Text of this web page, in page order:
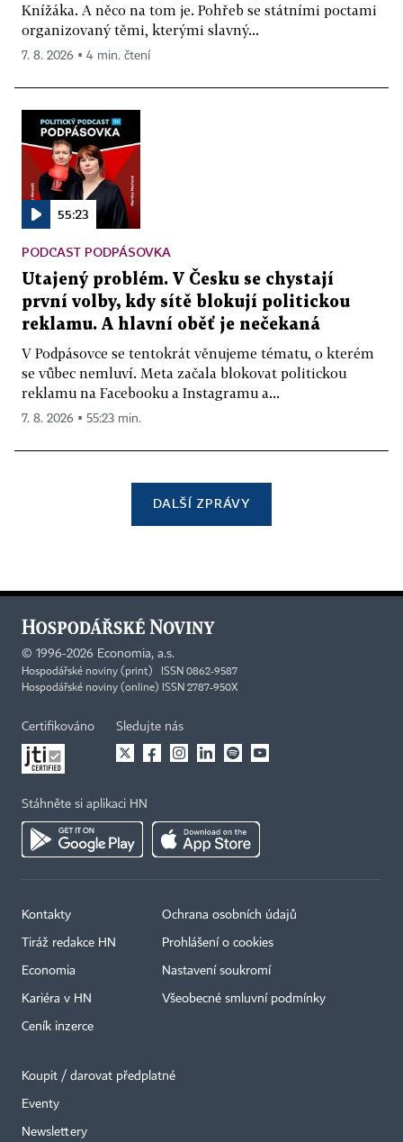
Knížáka. A něco na tom je. Pohřeb se státními poctami
organizovaný těmi, kterými slavný...
7. 8. 2026 ▪ 4 min. čtení
55:23
PODCAST PODPÁSOVKA
Utajený problém. V Česku se chystají
první volby, kdy sítě blokují politickou
reklamu. A hlavní oběť je nečekaná
V Podpásovce se tentokrát věnujeme tématu, o kterém
se vůbec nemluví. Meta začala blokovat politickou
reklamu na Facebooku a Instagramu a...
7. 8. 2026 ▪ 55:23 min.
DALŠÍ ZPRÁVY
© 1996-2026 Economia, a.s.
Hospodářské noviny (print) ISSN 0862-9587
Hospodářské noviny (online) ISSN 2787-950X
Certifikováno Sledujte nás
Stáhněte si aplikaci HN
Kontakty
Tiráž redakce HN
Economia
Kariéra v HN
Ceník inzerce
Ochrana osobních údajů
Prohlášení o cookies
Nastavení soukromí
Všeobecné smluvní podmínky
Koupit / darovat předplatné
Eventy
Newslettery